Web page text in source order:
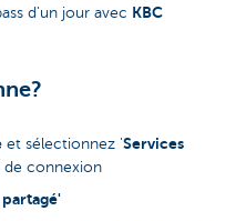
d'un jour avec KBC
et sélectionnez 'Services
de connexion